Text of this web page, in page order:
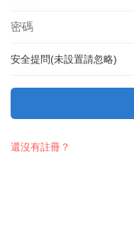
安全提問(未設置請忽略)
還沒有註冊？